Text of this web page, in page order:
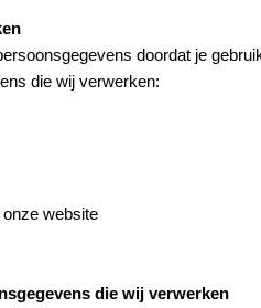
doordat je
die wij verwerken:
website
die wij verwerken